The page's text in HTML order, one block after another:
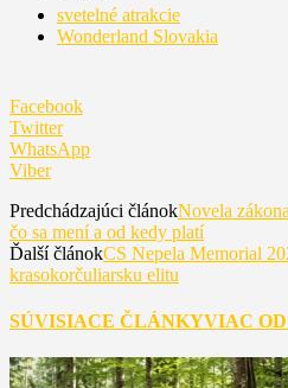
svetelné atrakcie
Wonderland Slovakia
Facebook
Twitter
WhatsApp
Viber
Predchádzajúci článokNovela
čo sa mení a od kedy platí
Ďalší článokCS Nepela Memorial
krasokorčuliarsku elitu
SÚVISIACE ČLÁNKYVIAC